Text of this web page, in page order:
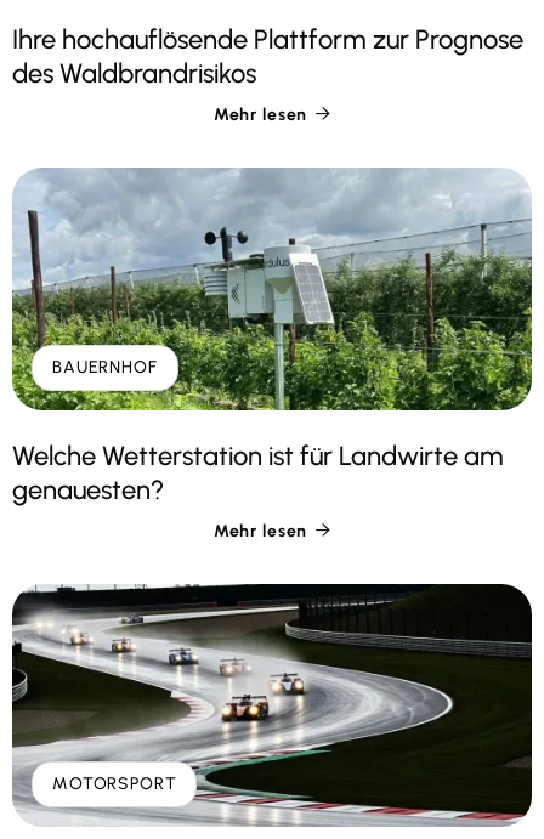
Ihre hochauflösende Plattform zur Prognose
des Waldbrandrisikos
Mehr lesen 
BAUERNHOF
Welche Wetterstation ist für Landwirte am
genauesten?
Mehr lesen 
MOTORSPORT